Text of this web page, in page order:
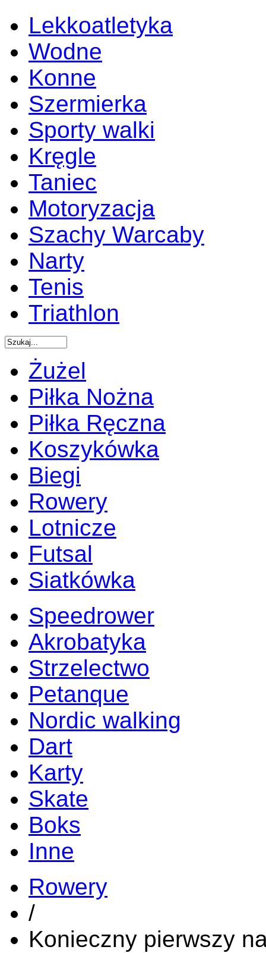
Lekkoatletyka
Wodne
Konne
Szermierka
Sporty walki
Kręgle
Taniec
Motoryzacja
Szachy Warcaby
Narty
Tenis
Triathlon
Żużel
Piłka Nożna
Piłka Ręczna
Koszykówka
Biegi
Rowery
Lotnicze
Futsal
Siatkówka
Speedrower
Akrobatyka
Strzelectwo
Petanque
Nordic walking
Dart
Karty
Skate
Boks
Inne
Rowery
/
Konieczny pierwszy